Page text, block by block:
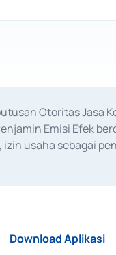
Otoritas Jasa
Emisi Efek
izin usaha sebagai
Download Aplikasi